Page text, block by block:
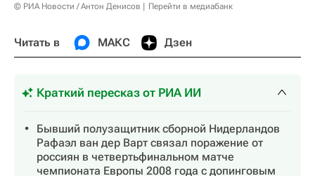
© РИА Новости / Антон Денисов Перейти в медиабанк
Читать в МАКС Дзен
Краткий пересказ от РИА ИИ
Бывший полузащитник сборной Нидерландов
Рафаэл ван дер Варт связал поражение от
россиян в четвертьфинальном матче
чемпионата Европы 2008 года с допинговым